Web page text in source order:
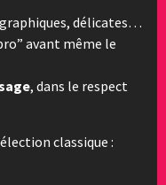
délicates…
avant même le
, dans le respect
classique :